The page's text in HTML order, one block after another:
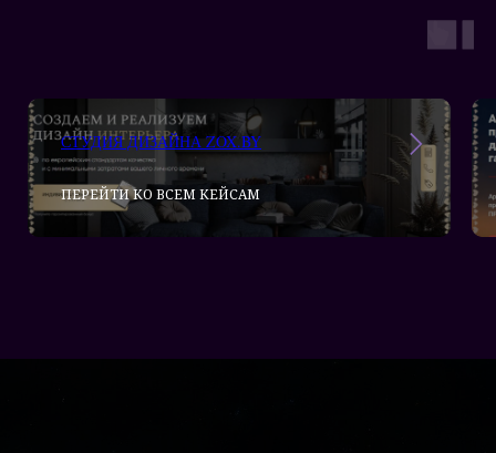
СТУДИЯ ДИЗАЙНА ZOX.BY
ПЕРЕЙТИ КО ВСЕМ КЕЙСАМ